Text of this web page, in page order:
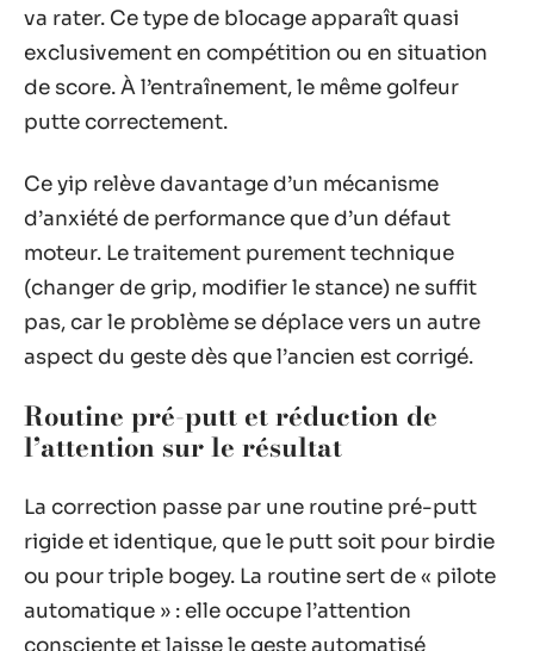
va rater. Ce type de blocage apparaît quasi
exclusivement en compétition ou en situation
de score. À l’entraînement, le même golfeur
putte correctement.
Ce yip relève davantage d’un mécanisme
d’anxiété de performance que d’un défaut
moteur. Le traitement purement technique
(changer de grip, modifier le stance) ne suffit
pas, car le problème se déplace vers un autre
aspect du geste dès que l’ancien est corrigé.
Routine pré-putt et réduction de
l’attention sur le résultat
La correction passe par une routine pré-putt
rigide et identique, que le putt soit pour birdie
ou pour triple bogey. La routine sert de « pilote
automatique » : elle occupe l’attention
consciente et laisse le geste automatisé